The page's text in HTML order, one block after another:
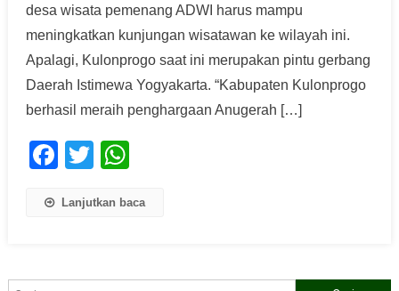
desa wisata pemenang ADWI harus mampu
meningkatkan kunjungan wisatawan ke wilayah ini.
Apalagi, Kulonprogo saat ini merupakan pintu gerbang
Daerah Istimewa Yogyakarta. “Kabupaten Kulonprogo
berhasil meraih penghargaan Anugerah […]
Facebook
Twitter
Lanjutkan baca